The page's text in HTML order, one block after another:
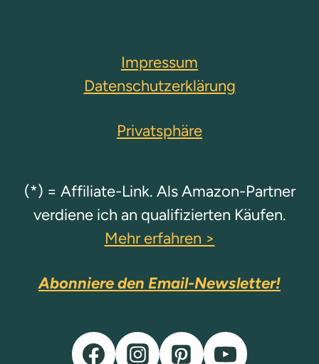
Impressum
Datenschutzerklärung
Privatsphäre
(*) = Affiliate-Link. Als Amazon-Partner
verdiene ich an qualifizierten Käufen.
Mehr erfahren >
Abonniere den Email-Newsletter!